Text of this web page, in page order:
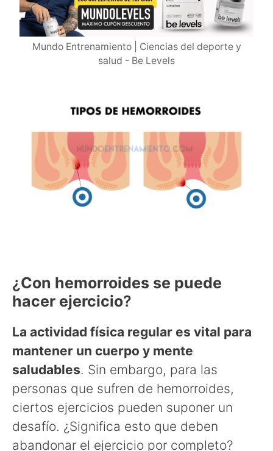
Mundo Entrenamiento | Ciencias del deporte y
salud - Be Levels
¿Con hemorroides se puede
hacer ejercicio?
La actividad física regular es vital para
mantener un cuerpo y mente
saludables. Sin embargo, para las
personas que sufren de hemorroides,
ciertos ejercicios pueden suponer un
desafío. ¿Significa esto que deben
abandonar el ejercicio por completo?